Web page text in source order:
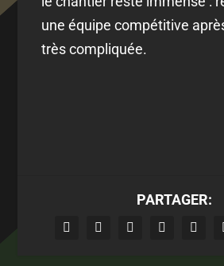
une équipe compétitive
très compliquée.
PARTAGER: